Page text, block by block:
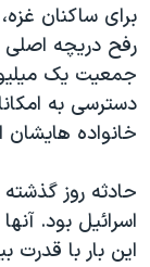
برای ساکنان
رفح دريچه
جمعيت يک
دسترسی به
خانواده
حادثه روز
اسرائيل بود.
اين بار با قدرت